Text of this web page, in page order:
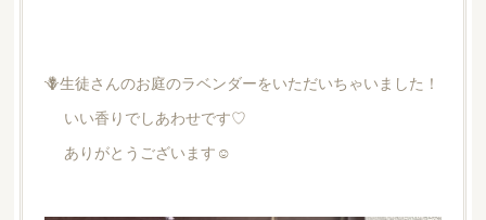
🪻生徒さんのお庭のラベンダーをいただいちゃいました！
いい香りでしあわせです♡
ありがとうございます☺︎